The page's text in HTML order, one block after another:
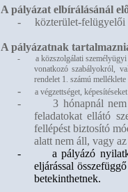
A pályázat elbírálásánál
-
közterület-felügyelői
A pályázatnak
- a közszolgálati
vonatkozó szabályokról,
rendelet 1. számú
- a végzettséget,
-
3 hónapnál
feladatokat ellátó
fellépést biztosító
alatt nem áll, vagy
-
a pályázó
eljárással
betekinthetnek.